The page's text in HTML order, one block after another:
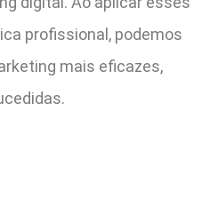
profissional, podemos
mais eficazes,